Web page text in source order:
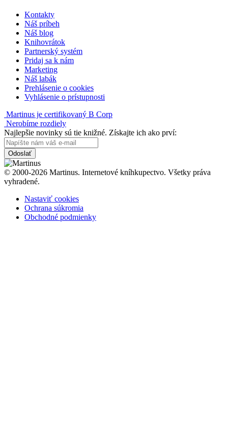
Kontakty
Náš príbeh
Náš blog
Knihovrátok
Partnerský systém
Pridaj sa k nám
Marketing
Náš labák
Prehlásenie o cookies
Vyhlásenie o prístupnosti
Martinus je certifikovaný B Corp
Nerobíme rozdiely
Najlepšie novinky sú tie knižné. Získajte ich ako prví:
Odoslať
© 2000-2026 Martinus. Internetové kníhkupectvo. Všetky práva
vyhradené.
Nastaviť cookies
Ochrana súkromia
Obchodné podmienky